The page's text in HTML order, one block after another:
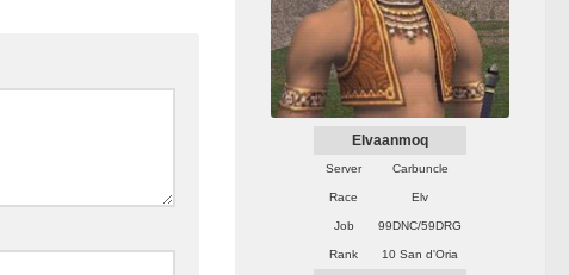
Elvaanmoq
Server Carbuncle
Race Elv
Job 99DNC/59DRG
Rank 10 San d'Oria